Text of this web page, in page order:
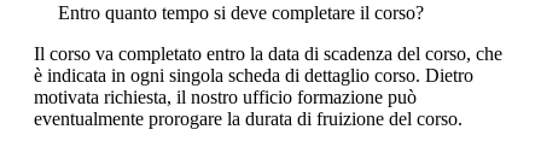
Entro quanto tempo si deve completare il corso?
Il corso va completato entro la data di scadenza del corso, che
è indicata in ogni singola scheda di dettaglio corso. Dietro
motivata richiesta, il nostro ufficio formazione può
eventualmente prorogare la durata di fruizione del corso.